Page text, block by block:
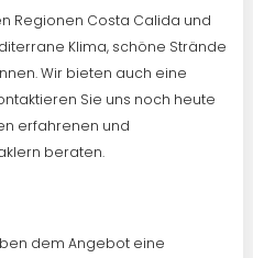
Regionen Costa Calida und
Klima, schöne Strände
Wir bieten auch eine
Sie uns noch heute
erfahrenen und
beraten.
dem Angebot eine